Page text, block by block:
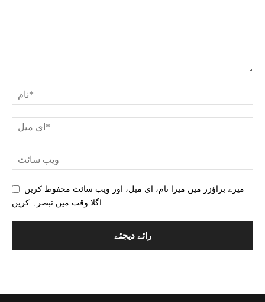
میرے براؤزر میں میرا نام، ای میل، اور ویب سائٹ محفوظ کریں